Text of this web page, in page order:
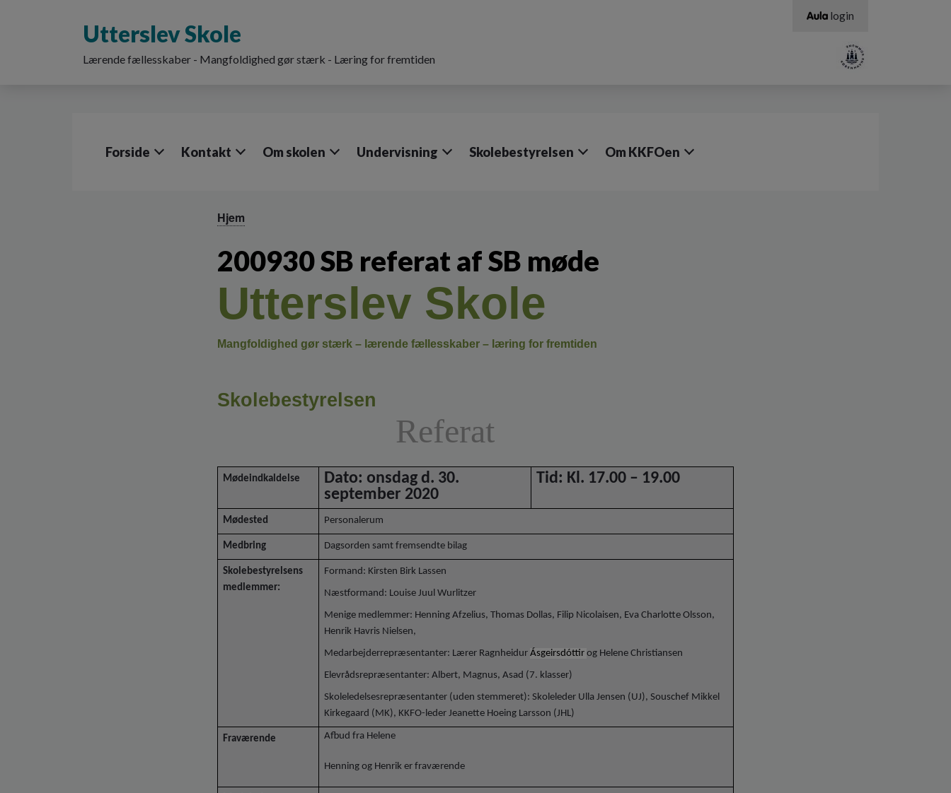
Utterslev Skole
Lærende fællesskaber - Mangfoldighed gør stærk - Læring for fremtiden
login
Forside Kontakt Om skolen Undervisning Skolebestyrelsen Om KKFOen
Hjem
200930 SB referat af SB møde
Utterslev Skole
Mangfoldighed gør stærk – lærende fællesskaber – læring for fremtiden
Skolebestyrelsen
Referat
Mødeindkaldelse
Dato: onsdag d. 30.
september 2020
Tid: Kl. 17.00 – 19.00
Mødested Personalerum
Medbring Dagsorden samt fremsendte bilag
Skolebestyrelsens
medlemmer:
Formand: Kirsten Birk Lassen
Næstformand: Louise Juul Wurlitzer
Menige medlemmer: Henning Afzelius, Thomas Dollas, Filip Nicolaisen, Eva Charlotte Olsson,
Henrik Havris Nielsen,
Medarbejderrepræsentanter: Lærer Ragnheidur Ásgeirsdóttir og Helene Christiansen
Elevrådsrepræsentanter: Albert, Magnus, Asad (7. klasser)
Skoleledelsesrepræsentanter (uden stemmeret): Skoleleder Ulla Jensen (UJ), Souschef Mikkel
Kirkegaard (MK), KKFO-leder Jeanette Hoeing Larsson (JHL)
Fraværende Afbud fra Helene
Henning og Henrik er fraværende